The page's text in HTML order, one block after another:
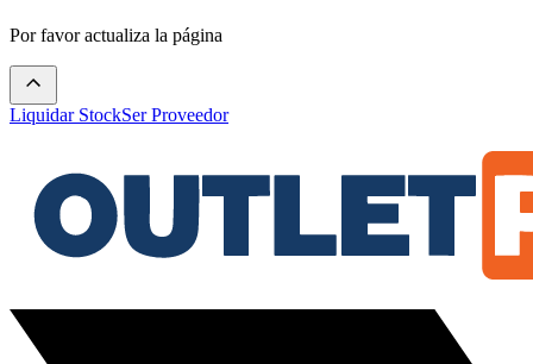
Por favor actualiza la página
Liquidar StockSer Proveedor